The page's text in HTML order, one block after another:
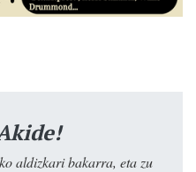
aldizkari bakarra, eta zu